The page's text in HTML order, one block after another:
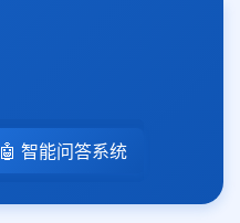
🤖 智能问答系统